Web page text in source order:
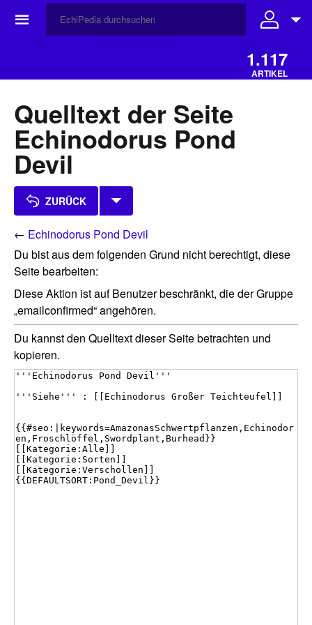
☰
1.117
ARTIKEL
Quelltext der Seite
Echinodorus Pond
Devil
ZURÜCK
← Echinodorus Pond Devil
Du bist aus dem folgenden Grund nicht berechtigt, diese
Seite bearbeiten:
Diese Aktion ist auf Benutzer beschränkt, die der Gruppe
„emailconfirmed“ angehören.
Du kannst den Quelltext dieser Seite betrachten und
kopieren.